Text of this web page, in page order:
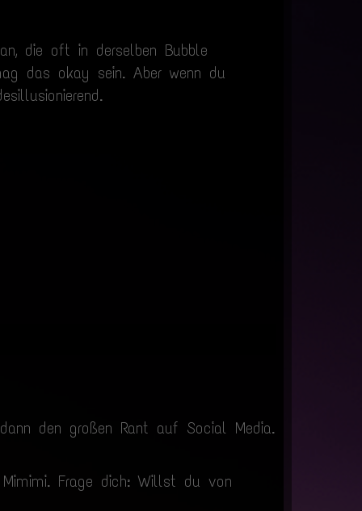
die oft in derselben Bubble
das okay sein. Aber wenn du
den großen Rant auf Social Media.
Frage dich: Willst du von